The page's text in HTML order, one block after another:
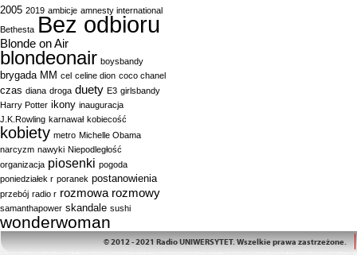
2005 2019 ambicje amnesty international
Bethesta Bez odbioru
Blonde on Air
blondeonair boysbandy
brygada MM cel celine dion coco chanel
czas diana droga duety E3 girlsbandy
Harry Potter ikony inauguracja
J.K.Rowling karnawał kobiecość
kobiety metro Michelle Obama
narcyzm nawyki Niepodległość
organizacja piosenki pogoda
poniedziałek r poranek postanowienia
przebój radio r rozmowa rozmowy
samanthapower skandale sushi
wonderwoman
© 2012 - 2021 Radio UNIWERSYTET. Wszelkie prawa zastrzeżone.